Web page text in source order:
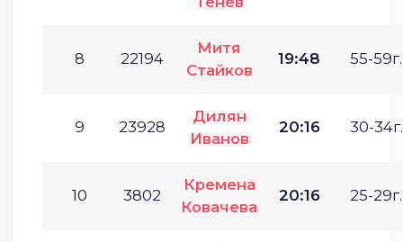
8 22194
Митя
Стайков
19:48 55-59г.
9 23928
Дилян
Иванов
20:16 30-34г.
10 3802
Кремена
Ковачева
20:16 25-29г.